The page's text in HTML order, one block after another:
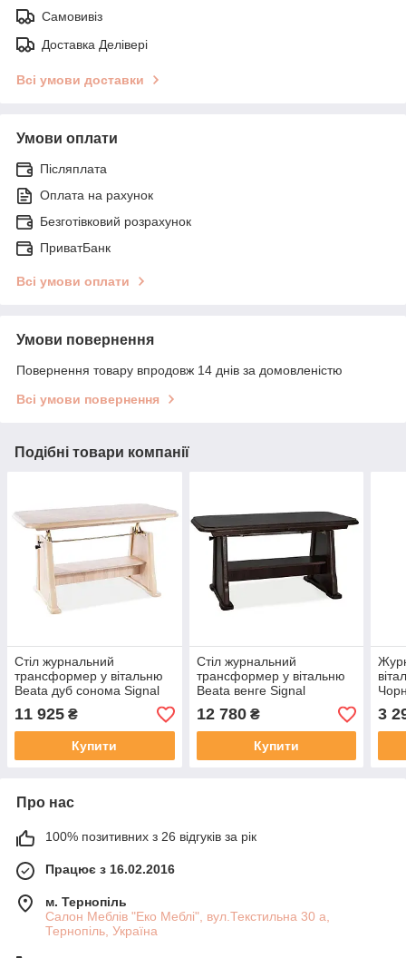
Самовивіз
Доставка Делівері
Всі умови доставки
Умови оплати
Післяплата
Оплата на рахунок
Безготівковий розрахунок
ПриватБанк
Всі умови оплати
Умови повернення
Повернення товару впродовж 14 днів за домовленістю
Всі умови повернення
Подібні товари компанії
Стіл журнальний
трансформер у вітальню
Beata дуб сонома Signal
11 925 ₴
Купити
Стіл журнальний
трансформер у вітальню
Beata венге Signal
12 780₴
Купити
3
Про нас
100% позитивних з 26 відгуків за рік
Працює з 16.02.2016
м. Тернопіль
Салон Меблів "Еко Меблі", вул.Текстильна 30 а,
Тернопіль, Україна